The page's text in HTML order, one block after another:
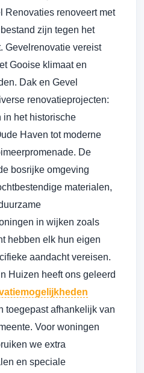
Renovaties renoveert met
zijn tegen het
Gevelrenovatie vereist
Gooise klimaat en
Dak en Gevel
renovatieprojecten:
in het historische
Haven tot moderne
De
bosrijke omgeving
materialen,
in wijken zoals
hebben elk hun eigen
aandacht vereisen.
Huizen heeft ons geleerd
toegepast afhankelijk van
Voor woningen
we extra
en speciale